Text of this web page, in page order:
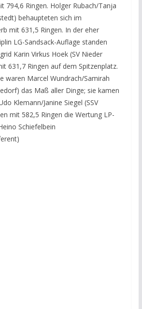
794,6 Ringen. Holger Rubach/Tanja
behaupteten sich im
mit 631,5 Ringen. In der eher
LG-Sandsack-Auflage standen
Karin Virkus Hoek (SV Nieder
631,7 Ringen auf dem Spitzenplatz.
waren Marcel Wundrach/Samirah
das Maß aller Dinge; sie kamen
Klemann/Janine Siegel (SSV
mit 582,5 Ringen die Wertung LP-
Schiefelbein